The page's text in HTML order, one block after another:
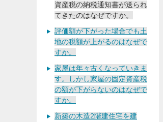
資産税の納税通知書が送られ
てきたのはなぜですか。
評価額が下がった場合でも土
地の税額が上がるのはなぜで
すか。
家屋は年々古くなっていきま
す。しかし家屋の固定資産税
の額が下がらないのはなぜで
すか。
新築の木造2階建住宅を建